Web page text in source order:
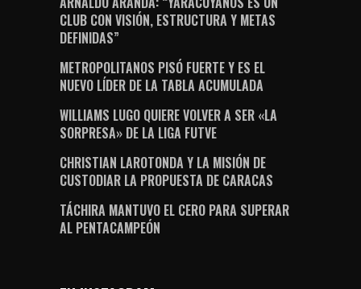
CLUB CON VISIÓN, ESTRUCTURA Y METAS
DEFINIDAS”
METROPOLITANOS PISÓ FUERTE Y ES EL
NUEVO LÍDER DE LA TABLA ACUMULADA
WILLIAMS LUGO QUIERE VOLVER A SER «LA
SORPRESA» DE LA LIGA FUTVE
CHRISTIAN LAROTONDA Y LA MISIÓN DE
CUSTODIAR LA PROPUESTA DE CARACAS
TÁCHIRA MANTUVO EL CERO PARA SUPERAR
AL PENTACAMPEÓN